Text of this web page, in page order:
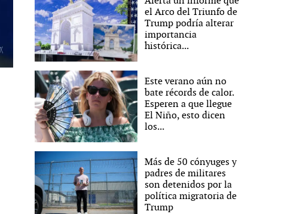
el Arco del Triunfo de
Trump podría alterar
importancia
histórica...
Este verano aún no
bate récords de calor.
Esperen a que llegue
El Niño, esto dicen
los...
Más de 50 cónyuges y
padres de militares
son detenidos por la
política migratoria de
Trump